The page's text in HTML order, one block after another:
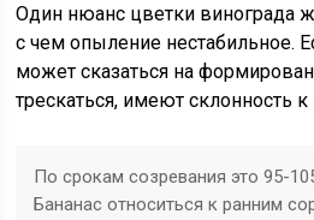
Один нюанс цветки винограда
с чем опыление нестабильное.
может сказаться на
трескаться, имеют склонность
По срокам созревания это 95-
Бананас относиться к ранним